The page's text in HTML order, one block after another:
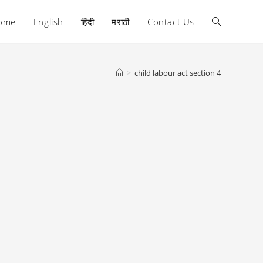
English हिंदी मराठी Contact Us Toggle
> child labour act section 4